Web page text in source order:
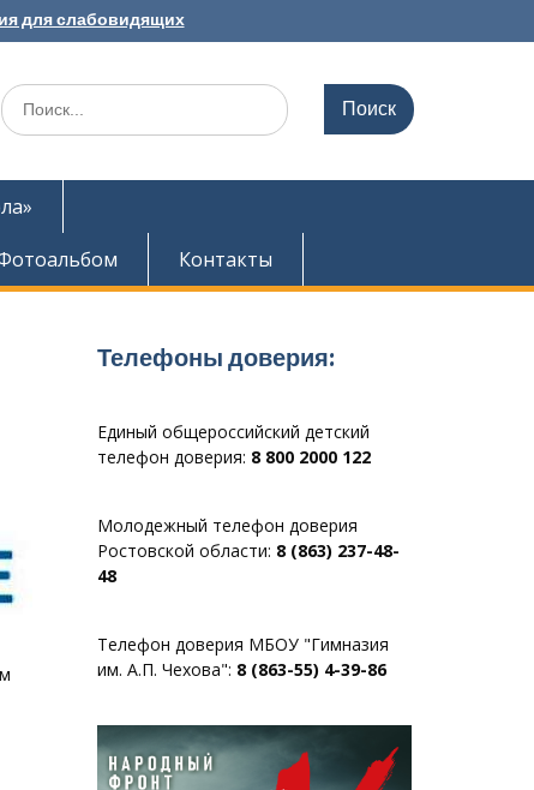
для слабовидящих
Search
for:
Контакты
Телефоны доверия:
Единый общероссийский детский
телефон доверия: 8 800 2000 122
Молодежный телефон доверия
Ростовской области: 8 (863) 237-48-
48
Телефон доверия МБОУ "Гимназия
им. А.П. Чехова": 8 (863-55) 4-39-86